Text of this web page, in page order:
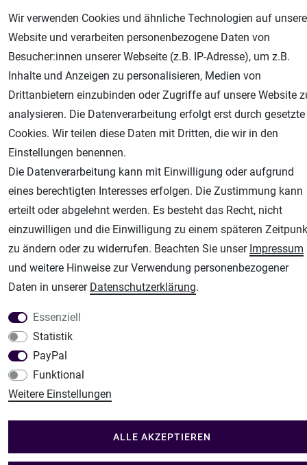
Airbrush-City
Fachhandel für: Airbrushpistolen, Kompressoren, Airbrushfarben
Modellbau-City
Modellbau Shop
Plotter-City
Schneideplotter, Transferpressen, Siebdruck und Plotterfolien
Im Shop Kaufen
Küchen Zubehör - Haus/Garten - Tierbedarf
Wir verwenden Cookies und ähnliche Technologien auf
Website und verarbeiten personenbezogene Daten von
Besucher:innen unserer Webseite (z.B. IP-Adresse), um z.B.
Inhalte und Anzeigen zu personalisieren, Medien von
Drittanbietern einzubinden oder Zugriffe auf unsere Website
analysieren. Die Datenverarbeitung erfolgt erst durch gesetzte
Cookies. Wir teilen diese Daten mit Dritten, die wir in den
Einstellungen benennen.
Die Datenverarbeitung kann mit Einwilligung oder aufgrund
eines berechtigten Interesses erfolgen. Die Zustimmung kann
erteilt oder abgelehnt werden. Es besteht das Recht, nicht
einzuwilligen und die Einwilligung zu einem späteren
zu ändern oder zu widerrufen. Beachten Sie unser Impressum
und weitere Hinweise zur Verwendung personenbezogener
Daten in unserer Daten­schutz­erklärung.
Essenziell
Statistik
PayPal
Funktional
Weitere Einstellungen
ALLE AKZEPTIEREN